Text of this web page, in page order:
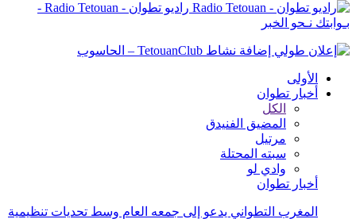
راديو تطوان - Radio Tetouan -
بـوابتك نـحو الخبر
الأولى
أخبار تطوان
الكل
المضيق الفنيدق
مرتيل
سبته المحتلة
وادي لو
أخبار تطوان
المغرب التطواني يدعو إلى جمعه العام وسط تحديات تنظيمية